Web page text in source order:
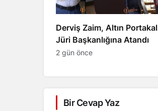
Derviş Zaim, Altın Portakal
Jüri Başkanlığına Atandı
2 gün önce
Bir Cevap Yaz